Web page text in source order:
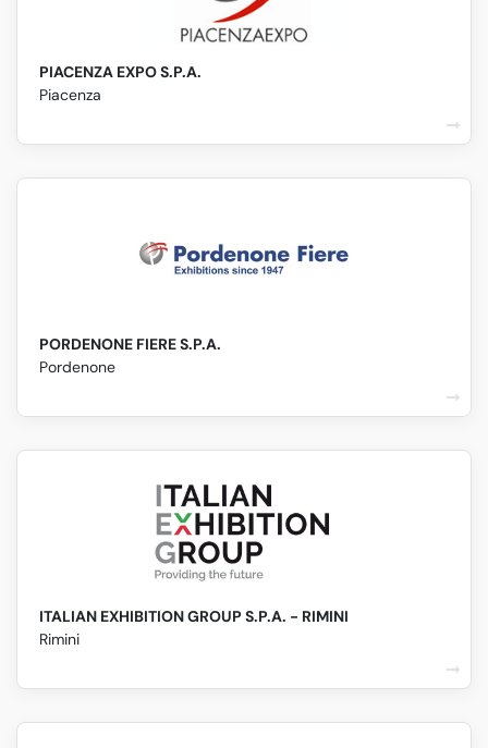
PIACENZA EXPO S.P.A.
Piacenza
PORDENONE FIERE S.P.A.
Pordenone
ITALIAN EXHIBITION GROUP S.P.A. - RIMINI
Rimini